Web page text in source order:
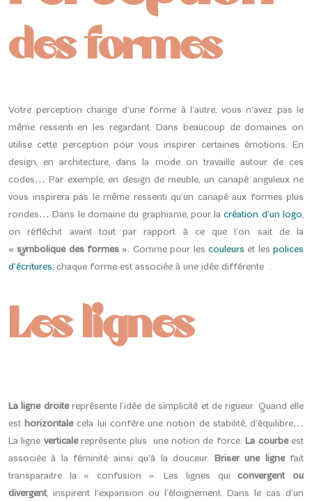
des formes
Votre perception change d’une forme à l’autre, vous n’avez pas le
même ressenti en les regardant. Dans beaucoup de domaines on
utilise cette perception pour vous inspirer certaines émotions. En
design, en architecture, dans la mode on travaille autour de ces
codes… Par exemple, en design de meuble, un canapé anguleux ne
vous inspirera pas le même ressenti qu’un canapé aux formes plus
rondes… Dans le domaine du graphisme, pour lacréation d’un logo,
on réfléchit avant tout par rapport à ce que l’on sait de la
« symbolique des formes ». Comme pour les couleurs et lespolices
d’écritures, chaque forme est associée à une idée différente :
Les lignes
La ligne droitereprésente l’idée de simplicité et de rigueur. Quand elle
esthorizontalecela lui confère une notion de stabilité, d’équilibre…
La ligne verticalereprésente plus une notion de force.La courbeest
associée à la féminité ainsi qu’à la douceur. Briser une lignefait
transparaitre la « confusion ». Les lignes qui convergent ou
divergent, inspirent l’expansion ou l’éloignement. Dans le cas d’un